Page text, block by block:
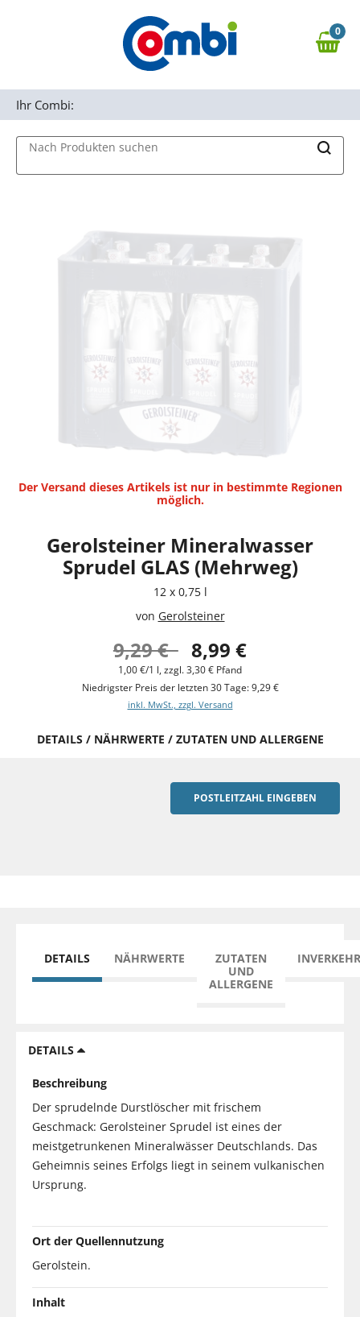
Zur Navigation springen
0,00 €
0
Nach Produkten suchen
Ihr Combi:
Der Versand dieses Artikels ist nur in bestimmte Regionen
möglich.
Gerolsteiner Mineralwasser
Sprudel GLAS (Mehrweg)
12 x 0,75 l
von Gerolsteiner
9,29 € 8,99 €
1,00 €/1 l, zzgl. 3,30 € Pfand
Niedrigster Preis der letzten 30 Tage: 9,29 €
inkl. MwSt., zzgl. Versand
DETAILS / NÄHRWERTE / ZUTATEN UND ALLERGENE
POSTLEITZAHL EINGEBEN
DETAILS NÄHRWERTE
ZUTATEN
UND
ALLERGENE
DETAILS
Beschreibung
Der sprudelnde Durstlöscher mit frischem
Geschmack: Gerolsteiner Sprudel ist eines der
meistgetrunkenen Mineralwässer Deutschlands. Das
Geheimnis seines Erfolgs liegt in seinem vulkanischen
Ursprung.
Ort der Quellennutzung
Gerolstein.
Inhalt